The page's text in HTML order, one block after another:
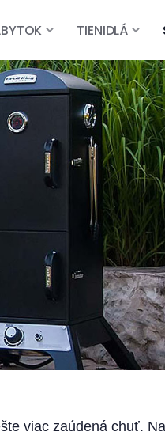
TIENIDLÁ
viac zaúdená chuť.